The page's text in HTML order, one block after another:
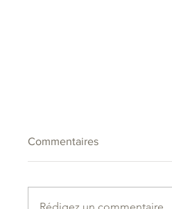
Commentaires